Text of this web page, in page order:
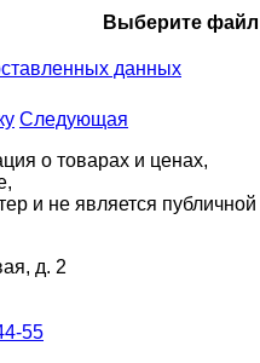
Выберите файл
данных
Следующая
о товарах и ценах,
и не является публичной
д. 2
55